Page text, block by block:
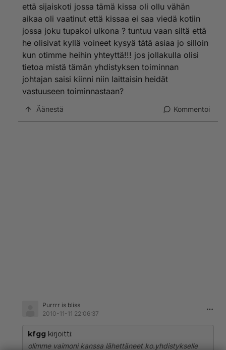
että sijaiskoti jossa tämä kissa oli ollu vähän
aikaa oli vaatinut että kissaa ei saa viedä kotiin
jossa joku tupakoi ulkona ? tuntuu vaan siltä että
he olisivat kyllä voineet kysyä tätä asiaa jo silloin
kun otimme heihin yhteyttä!!! jos jollakulla olisi
tietoa mistä tämän yhdistyksen toiminnan
johtajan saisi kiinni niin laittaisin heidät
vastuuseen toiminnastaan?
Äänestä Kommentoi
Purrrr is bliss
2010-11-11 22:06:37
kfgg kirjoitti:
olimme vaimoni kanssa lähettäneet ko.yhdistykselle